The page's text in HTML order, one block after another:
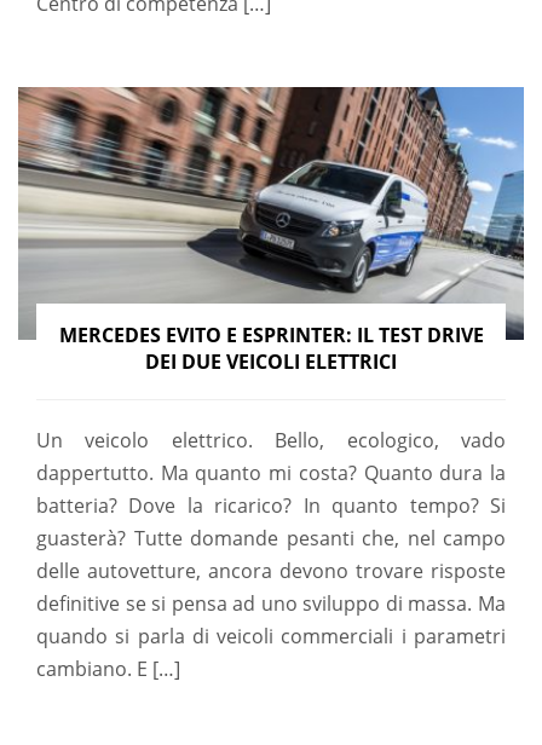
MERCEDES EVITO E ESPRINTER: IL TEST DRIVE
DEI DUE VEICOLI ELETTRICI
Un veicolo elettrico. Bello, ecologico, vado
dappertutto. Ma quanto mi costa? Quanto dura la
batteria? Dove la ricarico? In quanto tempo? Si
guasterà? Tutte domande pesanti che, nel campo
delle autovetture, ancora devono trovare risposte
definitive se si pensa ad uno sviluppo di massa. Ma
quando si parla di veicoli commerciali i parametri
cambiano. E […]